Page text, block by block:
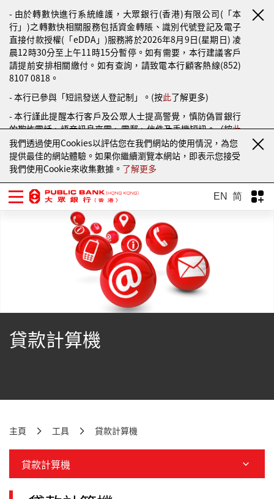
- 由於轉數快進行系統維護，大眾銀行(香港)有限公司(「本
行」)之轉數快相關服務包括資金轉賬、識別代號登記及電子
直接付款授權(「eDDA」)服務將於2026年8月9日(星期日) 凌
晨12時30分至上午11時15分暫停。如有需要，本行建議客戶
請提前安排相關繳付。如有查詢，請致電本行顧客熱線(852)
8107 0818。
- 本行已參與「短訊發送人登記制」。(按此了解更多)
- 本行謹此提醒本行客戶及公眾人士提高警覺，慎防偽冒銀行
的欺詐電話、語音訊息來電、電郵、信件及手機短訊。（按此
了解更多）
我們透過使用Cookies以評估您在我們網站的使用情況，為您
提供最佳的網站體驗。如果你繼續瀏覽本網站，即表示您接受
我們使用Cookie來收集數據。 了解更多
EN 简
貸款計算機
主頁 工具 貸款計算機
貸款計算機